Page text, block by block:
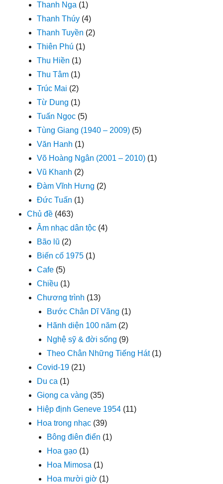
Thanh Nga (1)
Thanh Thúy (4)
Thanh Tuyền (2)
Thiên Phú (1)
Thu Hiền (1)
Thu Tâm (1)
Trúc Mai (2)
Từ Dung (1)
Tuấn Ngọc (5)
Tùng Giang (1940 – 2009) (5)
Văn Hanh (1)
Võ Hoàng Ngân (2001 – 2010) (1)
Vũ Khanh (2)
Đàm Vĩnh Hưng (2)
Đức Tuấn (1)
Chủ đề (463)
Âm nhạc dân tộc (4)
Bão lũ (2)
Biến cố 1975 (1)
Cafe (5)
Chiều (1)
Chương trình (13)
Bước Chân Dĩ Vãng (1)
Hãnh diện 100 năm (2)
Nghệ sỹ & đời sống (9)
Theo Chân Những Tiếng Hát(1)
Covid-19 (21)
Du ca (1)
Giọng ca vàng (35)
Hiệp định Geneve 1954 (11)
Hoa trong nhạc (39)
Bông điên điển (1)
Hoa gạo (1)
Hoa Mimosa (1)
Hoa mười giờ (1)